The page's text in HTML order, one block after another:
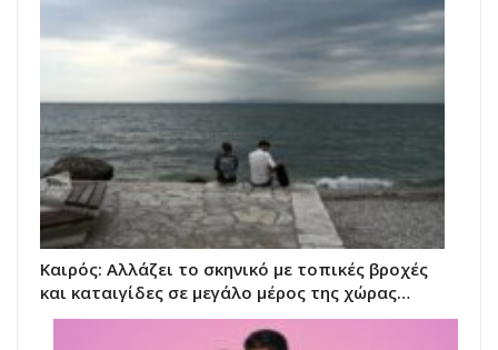
Καιρός: Αλλάζει το σκηνικό με τοπικές βροχές
και καταιγίδες σε μεγάλο μέρος της χώρας…